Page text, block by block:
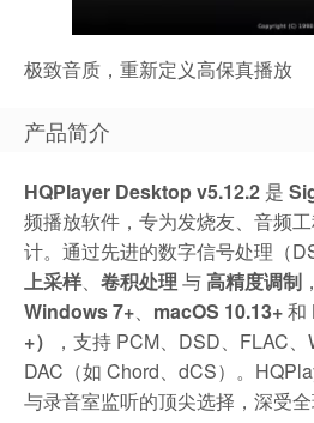
极致音质，重新定义高保真播放
产品简介
HQPlayer Desktop v5.12.2 是
频播放软件，专为发烧友、音频
计。通过先进的数字信号处理（
上采样
卷积处理 与高精度调制
Windows 7+
macOS 10.13+和
+）
，支持 PCM、DSD、FLAC
DAC（如 Chord、dCS）。
与录音室监听的顶尖选择，深受全